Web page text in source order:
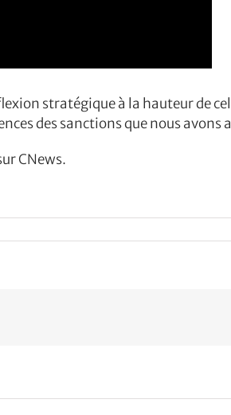
stratégique à la hauteur de
des sanctions que nous avons
CNews.